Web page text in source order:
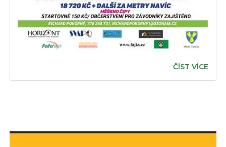
ČÍST VÍCE